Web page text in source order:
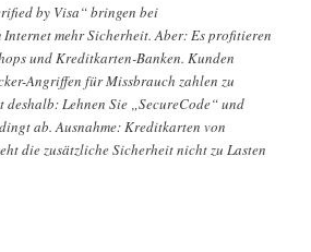
by Visa“ bringen bei
mehr Sicherheit. Aber: Es profitieren
und Kreditkarten-Banken. Kunden
Angriffen für Missbrauch zahlen zu
deshalb: Lehnen Sie „SecureCode“ und
ab. Ausnahme: Kreditkarten von
die zusätzliche Sicherheit nicht zu Lasten